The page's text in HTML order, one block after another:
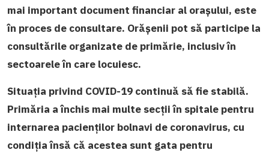
mai important document financiar al orașului, este
în proces de consultare. Orășenii pot să participe la
consultările organizate de primărie, inclusiv în
sectoarele în care locuiesc.
Situația privind COVID-19 continuă să fie stabilă.
Primăria a închis mai multe secții în spitale pentru
internarea pacienților bolnavi de coronavirus, cu
condiția însă că acestea sunt gata pentru